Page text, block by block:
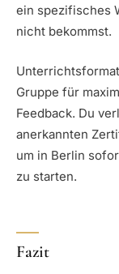
ein spezifisches
nicht bekommst.
Gruppe für
Feedback. Du
anerkannten
um in Berlin
zu starten.
Fazit